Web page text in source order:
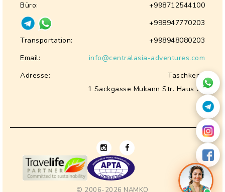
Büro:
+998712544100
+998947770203
Transportation:
+998948080203
Email:
info@centralasia-adventures.com
Adresse:
Taschkent,
1 Sackgasse Mukann Str. Haus 28
© 2006-2026 NAMKO